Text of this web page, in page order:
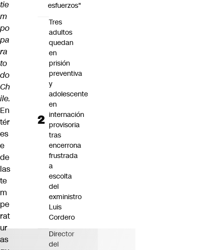
tie
m
po
pa
ra
to
do
Ch
ile.
En
tér
es
e
de
las
te
m
pe
rat
ur
as
esfuerzos"
Tres
adultos
quedan
en
prisión
preventiva
y
adolescente
en
internación
provisoria
tras
encerrona
frustrada
a
escolta
del
exministro
Luis
Cordero
Director
del